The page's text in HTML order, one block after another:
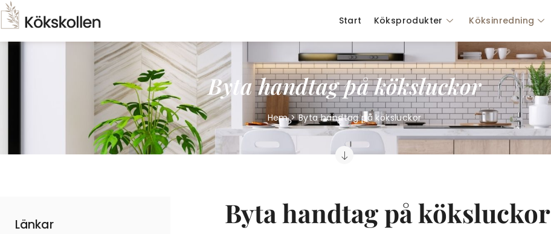
Start Köksprodukter Köksinredning
Byta handtag på köksluckor
Hem > Byta handtag på köksluckor
Länkar Byta handtag på köksluckor